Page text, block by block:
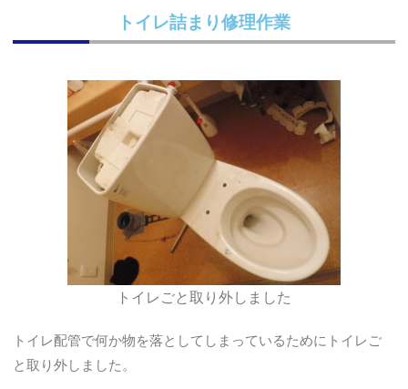
トイレ詰まり修理作業
トイレごと取り外しました
トイレ配管で何か物を落としてしまっているためにトイレご
と取り外しました。